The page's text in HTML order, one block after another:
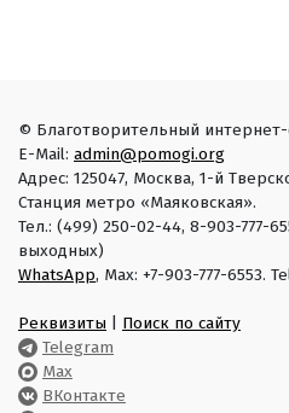
© Благотворительный
E-Mail: admin@pomogi.org
Адрес: 125047, Москва, 1-й
Станция метро «Маяковская».
Тел.: (499) 250-02-44, 8-903-777-
выходных)
WhatsApp, Max: +7-903-777-6553.
Реквизиты
Поиск по сайту
Telegram
Max
ВКонтакте